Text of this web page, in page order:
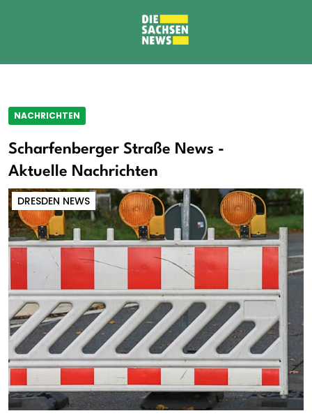
NACHRICHTEN
Scharfenberger Straße News -
Aktuelle Nachrichten
DRESDEN NEWS